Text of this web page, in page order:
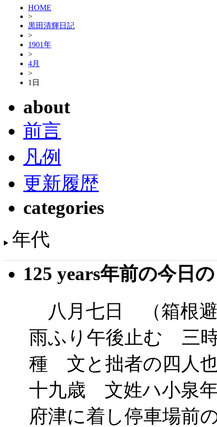
HOME
>
黒田清輝日記
>
1901年
>
4月
>
1日
about
前言
凡例
更新履歴
categories
年代
125 years年前の今日
八月七日 （箱根
雨ふり午後止む 三
種 文と拙者の四人
十九歳 文姓ハ小泉
府津に着し停車場前